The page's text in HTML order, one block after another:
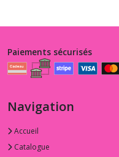
Paiements sécurisés
Navigation
Accueil
Catalogue